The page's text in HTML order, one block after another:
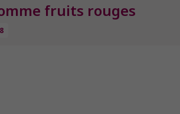
fruits rouges